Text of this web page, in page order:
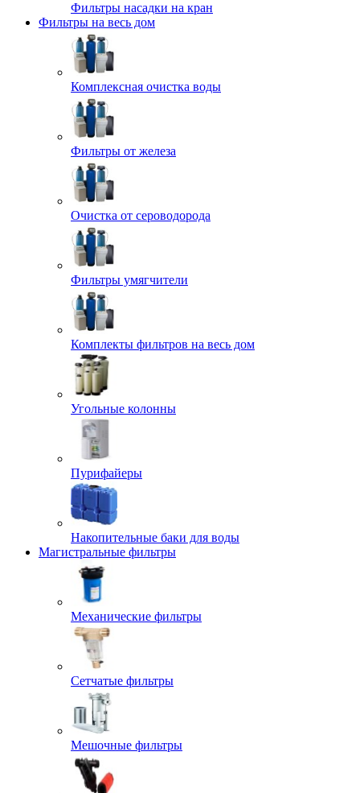
Фильтры насадки на кран
Фильтры на весь дом
Комплексная очистка воды
Фильтры от железа
Очистка от сероводорода
Фильтры умягчители
Комплекты фильтров на весь дом
Угольные колонны
Пурифайеры
Накопительные баки для воды
Магистральные фильтры
Механические фильтры
Сетчатые фильтры
Мешочные фильтры